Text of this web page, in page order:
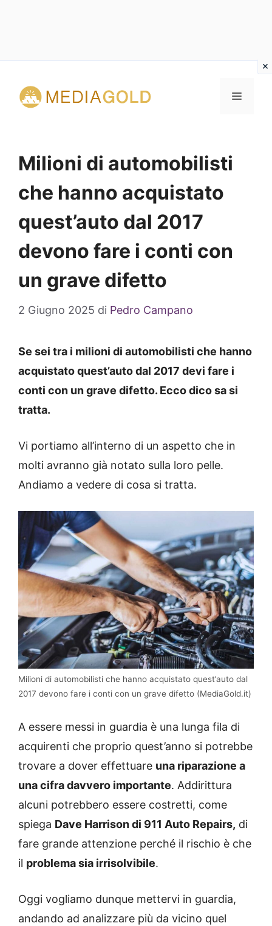
contenuto
MENU
Milioni di automobilisti
che hanno acquistato
quest’auto dal 2017
devono fare i conti con
un grave difetto
2 Giugno 2025 di Pedro Campano
Se sei tra i milioni di automobilisti che hanno
acquistato quest’auto dal 2017 devi fare i
conti con un grave difetto. Ecco dico sa si
tratta.
Vi portiamo all’interno di un aspetto che in
molti avranno già notato sulla loro pelle.
Andiamo a vedere di cosa si tratta.
Milioni di automobilisti che hanno acquistato quest’auto dal
2017 devono fare i conti con un grave difetto (MediaGold.it)
A essere messi in guardia è una lunga fila di
acquirenti che proprio quest’anno si potrebbe
trovare a dover effettuare una riparazione a
una cifra davvero importante. Addirittura
alcuni potrebbero essere costretti, come
spiega Dave Harrison di 911 Auto Repairs, di
fare grande attenzione perché il rischio è che
il problema sia irrisolvibile.
Oggi vogliamo dunque mettervi in guardia,
andando ad analizzare più da vicino quel